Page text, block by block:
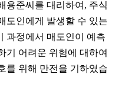
용준씨를 대리하여 , 주식
도인에게 발생할 수 있는
과정에서 매도인이 예측
기 어려운 위험에 대하여
를 위해 만전을 기하였습